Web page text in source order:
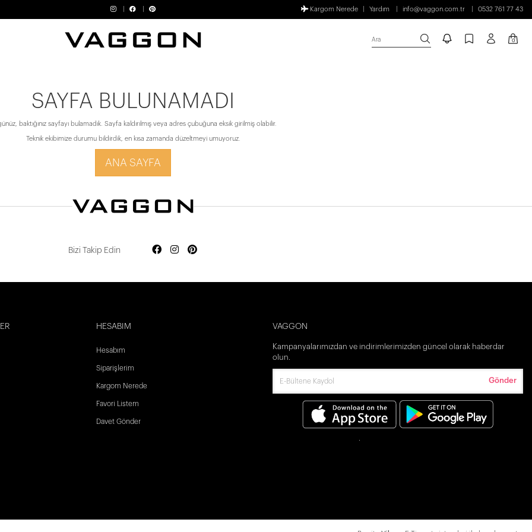
Kargom Nerede Yardım info@vaggon.com.tr 0532 761 77 43
Ara 0
SAYFA BULUNAMADI
baktığınız sayfayı bulamadık. Sayfa kaldırılmış veya adres çubuğuna eksik girilmiş olabilir.
Teknik ekibimize durumu bildirdik, en kısa zamanda düzeltmeyi umuyoruz.
ANA SAYFA
Bizi Takip Edin
HESABIM
Hesabım
Siparişlerim
Kargom Nerede
Favori Listem
Davet Gönder
VAGGON
Kampanyalarımızdan ve indirimlerimizden güncel olarak haberdar
olun.
Gönder